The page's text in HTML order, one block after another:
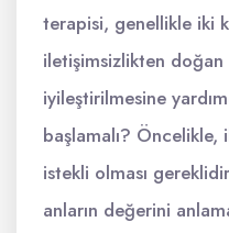
terapisi, genellikle iki
iletişimsizlikten doğan
iyileştirilmesine
başlamalı? Öncelikle,
istekli olması
anların değerini